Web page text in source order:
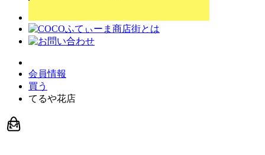
会員情報
買う
てるや花店